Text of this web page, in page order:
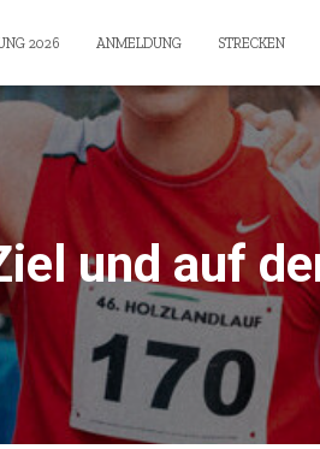
2026 ANMELDUNG STRECKEN
und auf